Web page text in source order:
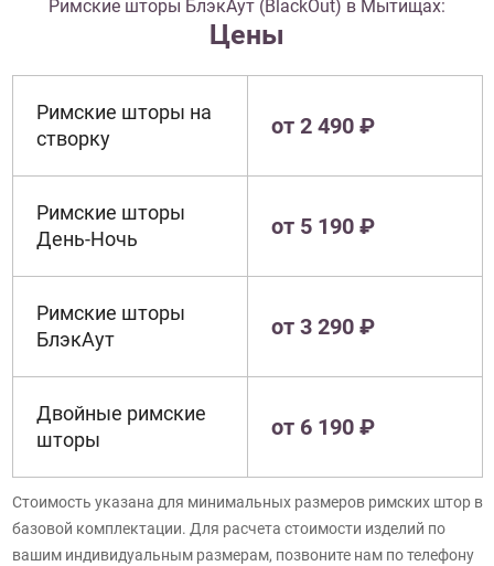
Римские шторы БлэкАут (BlackOut) в Мытищах:
Цены
Римские шторы на
створку
от 2 490 ₽
Римские шторы
День-Ночь
от 5 190 ₽
Римские шторы
БлэкАут
от 3 290 ₽
Двойные римские
шторы
от 6 190 ₽
Стоимость указана для минимальных размеров римских штор в
базовой комплектации. Для расчета стоимости изделий по
вашим индивидуальным размерам, позвоните нам по телефону